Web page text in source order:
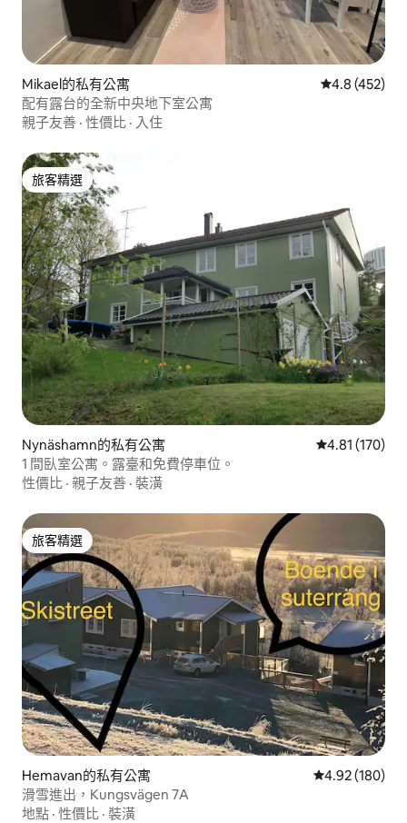
Mikael的私有公寓 從 452 則評
4.8 (452)
配有露台的全新中央地下室公寓
親子友善 · 性價比 · 入住
旅客精選
旅客精選
Nynäshamn的私有公寓 從 170 則評價
4.81 (170)
1 間臥室公寓。露臺和免費停車位。
性價比 · 親子友善 · 裝潢
旅客精選
旅客精選
Hemavan的私有公寓 從 180 則評價
4.92 (180)
滑雪進出，Kungsvägen 7A
地點 · 性價比 · 裝潢